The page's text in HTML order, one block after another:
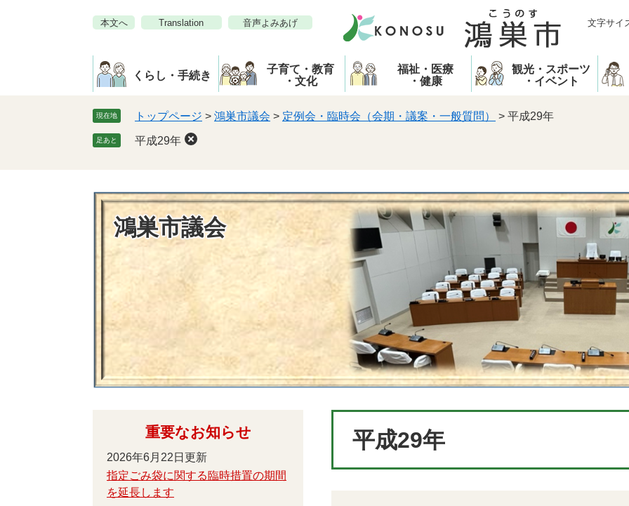
本文へ Translation 音声よみあげ 文字サイ
くらし・手続き
子育て・教育
・文化
福祉・医療
・健康
観光・スポーツ
・イベント
現在地 トップページ > 鴻巣市議会 > 定例会・臨時会（会期・議案・一般質問） > 平成29年
足あと 平成29年
鴻巣市議会
平成29年
重要なお知らせ
2026年6月22日更新
指定ごみ袋に関する臨時措置の期間
を延長します